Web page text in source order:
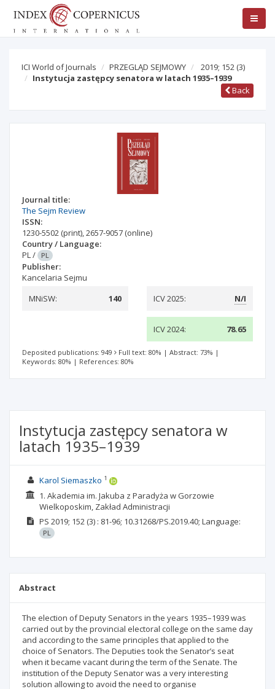
ICI World of Journals PRZEGLĄD SEJMOWY 2019; 152 (3)
Instytucja zastępcy senatora w latach 1935–1939
Back
Journal title:
The Sejm Review
ISSN:
1230-5502 (print),2657-9057 (online)
Country / Language:
PL/ PL
Publisher:
Kancelaria Sejmu
MNiSW:
140 ICV 2025: N/I
ICV 2024: 78.65
Deposited publications: 949 Full text: 80% | Abstract: 73% |
Keywords: 80% | References: 80%
Instytucja zastępcy senatora w
latach 1935–1939
Karol Siemaszko 1
1. Akademia im. Jakuba z Paradyża w Gorzowie
Wielkoposkim, Zakład Administracji
PS 2019; 152(3) : 81-96; 10.31268/PS.2019.40; Language:
PL
Abstract
The election of Deputy Senators in the years 1935–1939 was
carried out by the provincial electoral college on the same day
and according to the same principles that applied to the
choice of Senators. The Deputies took the Senator’s seat
when it became vacant during the term of the Senate. The
institution of the Deputy Senator was a very interesting
solution allowing to avoid the need to organise